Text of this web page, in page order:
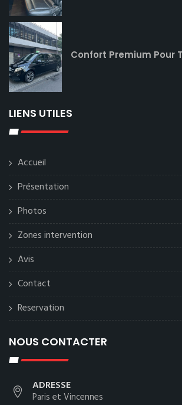
Confort Premium Pour
LIENS UTILES
Accueil
Présentation
Photos
Zones intervention
Avis
Contact
Reservation
NOUS CONTACTER
ADRESSE
Paris et Vincennes